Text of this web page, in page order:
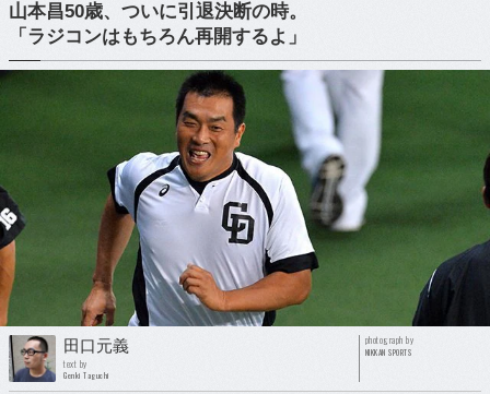
山本昌50歳、ついに引退決断の時。
「ラジコンはもちろん再開するよ」
田口元義
text by
Genki Taguchi
photograph by
NIKKAN SPORTS